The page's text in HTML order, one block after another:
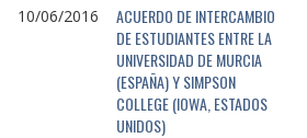
10/06/2016
ACUERDO DE INTERCAMBIO
DE ESTUDIANTES ENTRE LA
UNIVERSIDAD DE MURCIA
(ESPAÑA) Y SIMPSON
COLLEGE (IOWA, ESTADOS
UNIDOS)